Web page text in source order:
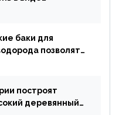
баки для
позволят
построят
деревянный